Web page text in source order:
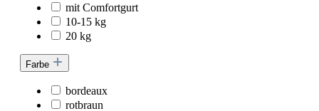
mit Comfortgurt
10-15 kg
20 kg
Farbe
bordeaux
rotbraun